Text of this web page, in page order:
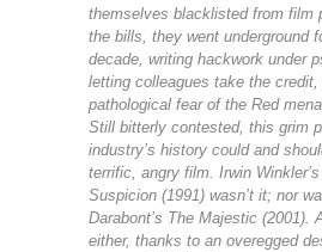
themselves blacklisted from film
the bills, they went underground
decade, writing hackwork under
letting colleagues take the credit,
pathological fear of the Red
Still bitterly contested, this grim
industry’s history could and
terrific, angry film. Irwin
Suspicion (1991) wasn’t it; nor
Darabont’s The Majestic (2001).
either, thanks to an overegged